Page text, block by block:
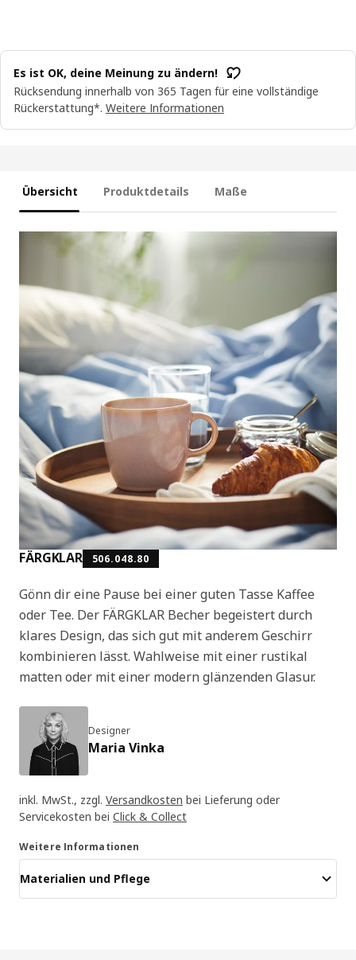
Es ist OK, deine Meinung zu ändern!
Rücksendung innerhalb von 365 Tagen für eine vollständige
Rückerstattung*. Weitere Informationen
Übersicht Produktdetails Maße
FÄRGKLAR 506.048.80
Gönn dir eine Pause bei einer guten Tasse Kaffee
oder Tee. Der FÄRGKLAR Becher begeistert durch
klares Design, das sich gut mit anderem Geschirr
kombinieren lässt. Wahlweise mit einer rustikal
matten oder mit einer modern glänzenden Glasur.
Designer
Maria Vinka
inkl. MwSt., zzgl. Versandkosten bei Lieferung oder
Servicekosten bei Click & Collect
Weitere Informationen
Materialien und Pflege